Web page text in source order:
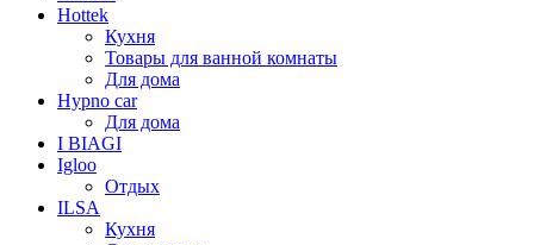
Hottek
Кухня
Товары для ванной комнаты
Для дома
Hypno car
Для дома
I BIAGI
Igloo
Отдых
ILSA
Кухня